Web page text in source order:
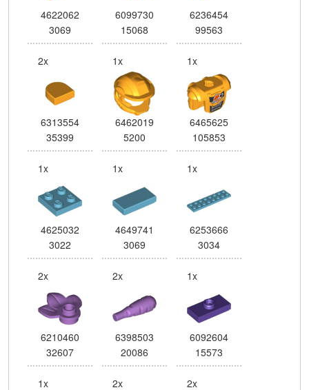
4622062
3069
6099730
15068
6236454
99563
2x
6313554
35399
1x
6462019
5200
1x
6465625
105853
1x
4625032
3022
1x
4649741
3069
1x
6253666
3034
2x
6210460
32607
2x
6398503
20086
1x
6092604
15573
1x 2x 2x